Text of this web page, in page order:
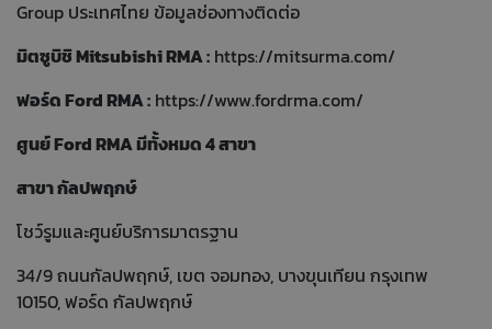
Group ประเทศไทย ข้อมูลช่องทางติดต่อ
มิตซูบิชิ Mitsubishi RMA : https://mitsurma.com/
ฟอร์ด Ford RMA : https://www.fordrma.com/
ศูนย์ Ford RMA มีทั้งหมด 4 สาขา
สาขา กัลปพฤกษ์
โชว์รูมและศูนย์บริการมาตรฐาน
34/9 ถนนกัลปพฤกษ์, เขต จอมทอง, บางขุนเทียน กรุงเทพ
10150, ฟอร์ด กัลปพฤกษ์